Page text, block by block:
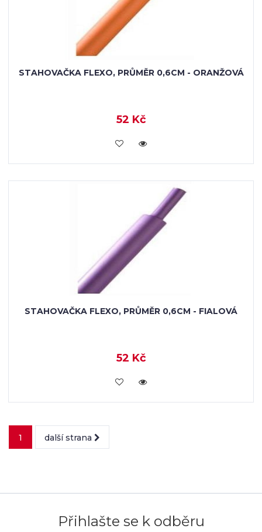
STAHOVAČKA FLEXO, PRŮMĚR 0,6CM - ORANŽOVÁ
52 Kč
VLOŽIT DO KOŠÍKU
STAHOVAČKA FLEXO, PRŮMĚR 0,6CM - FIALOVÁ
52 Kč
VLOŽIT DO KOŠÍKU
1 další strana
Přihlašte se k odběru